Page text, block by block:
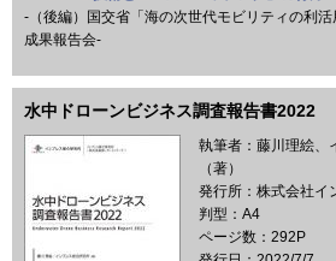
-（後編）国交省「海の次世代モビリティの利
成果報告会-
水中ドローンビジネス調査報告書2022
執筆者：藤川理絵、
（著）
発行所：株式会社イ
判型：A4
ページ数：292P